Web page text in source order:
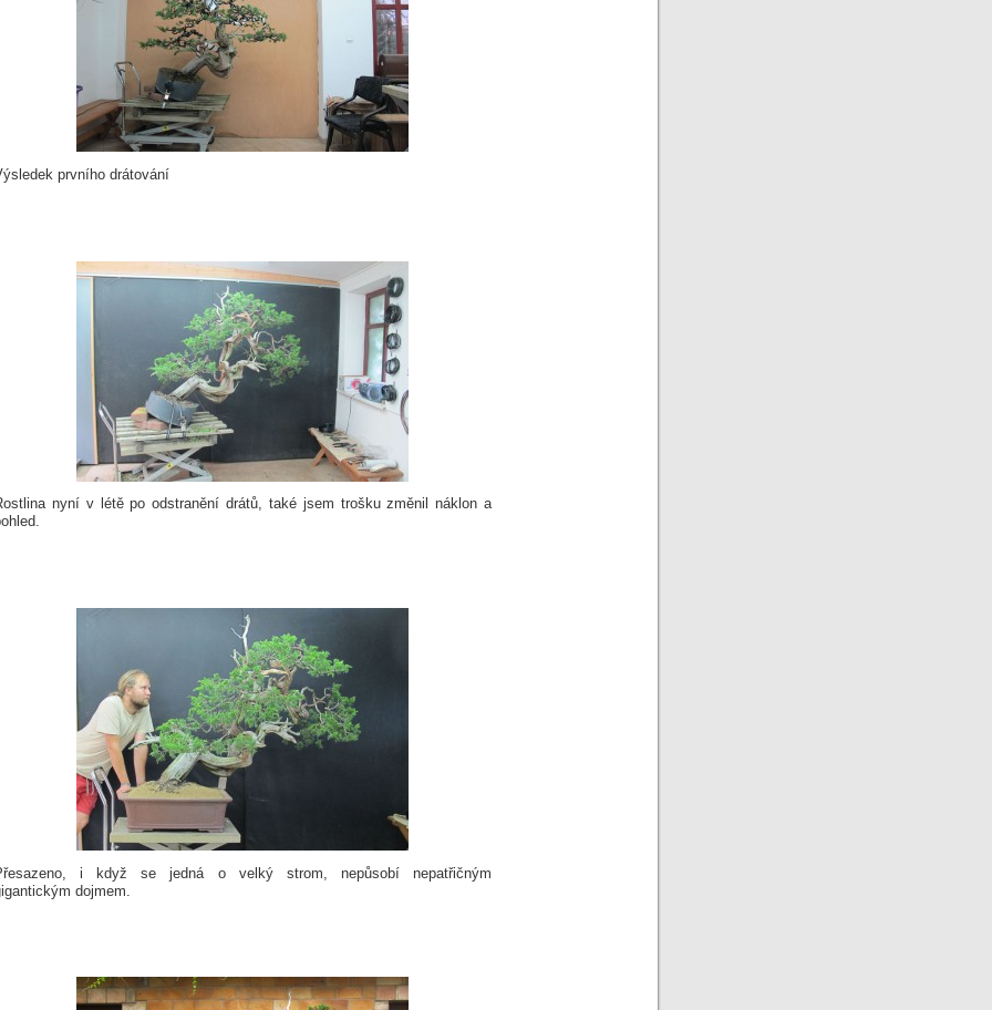
prvního drátování
nyní v létě po odstranění drátů, také jsem trošku změnil náklon a
i když se jedná o velký strom, nepůsobí nepatřičným
dojmem.